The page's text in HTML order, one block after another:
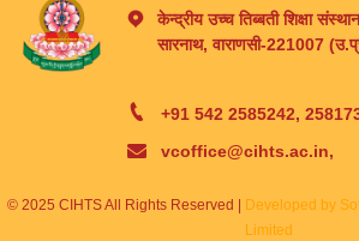
केन्द्रीय उच्च तिब्बती शिक्षा
सारनाथ, वाराणसी-221007
+91 542 2585242,
vcoffice@cihts.ac.in,
© 2025 CIHTS All Rights Reserved |
Developed by
Limited